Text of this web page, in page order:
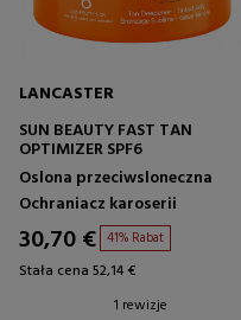
LANCASTER
SUN BEAUTY FAST TAN
OPTIMIZER SPF6
Oslona przeciwsloneczna
Ochraniacz karoserii
30,70 € 41% Rabat
Stała cena 52,14 €
1 rewizje